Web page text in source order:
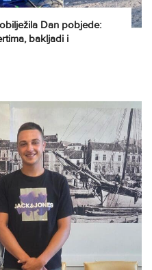
Dan pobjede:
bakljadi i